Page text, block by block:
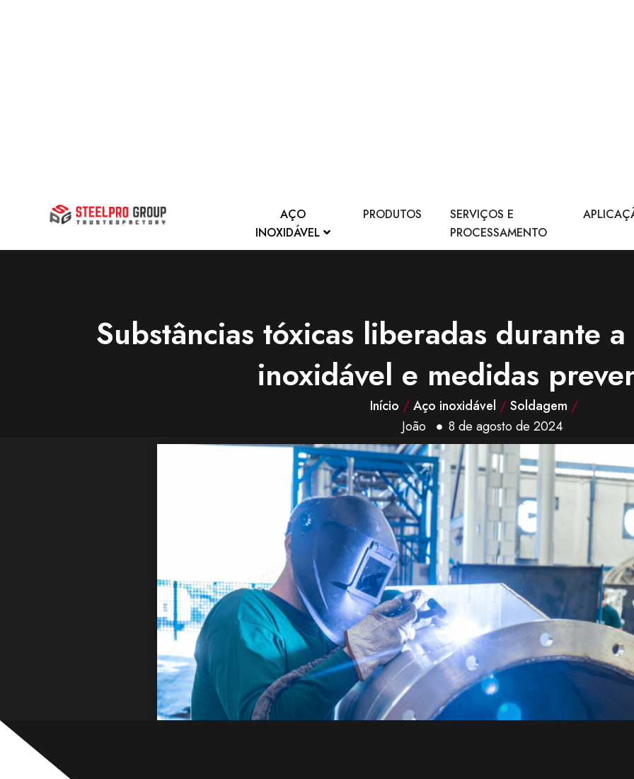
AÇO
INOXIDÁVEL
PRODUTOS
SERVIÇOS E
PROCESSAMENTO
Substâncias tóxicas liberadas durante
inoxidável e medidas
Início /Aço inoxidável /Soldagem /
João
8 de agosto de 2024